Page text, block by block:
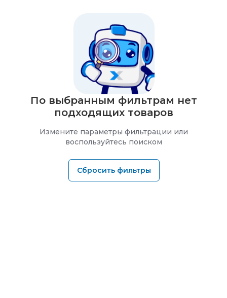
По выбранным фильтрам нет
подходящих товаров
Измените параметры фильтрации или
воспользуйтесь поиском
Сбросить фильтры